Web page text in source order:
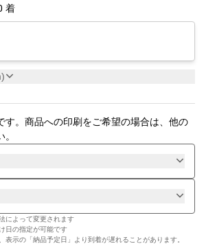
着
す。商品への印刷をご希望の場合は、他の
によって変更されます
日の指定が可能です
示の「納品予定日」より到着が遅れることがあります。